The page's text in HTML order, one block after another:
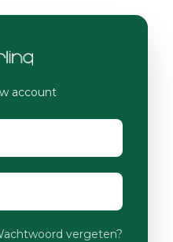
account
vergeten?